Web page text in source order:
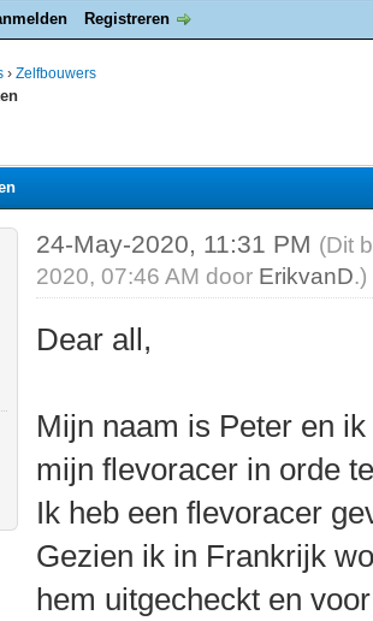
Registreren
› Zelfbouwers
24-May-2020, 11:31 PM (Dit
2020, 07:46 AM door ErikvanD.)
Dear all,
Mijn naam is Peter en
mijn flevoracer in orde
Ik heb een flevoracer
Gezien ik in Frankrijk
hem uitgecheckt en